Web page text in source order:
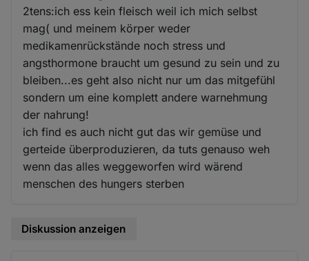
2tens:ich ess kein fleisch weil ich mich selbst
mag( und meinem körper weder
medikamenrückstände noch stress und
angsthormone braucht um gesund zu sein und zu
bleiben...es geht also nicht nur um das mitgefühl
sondern um eine komplett andere warnehmung
der nahrung!
ich find es auch nicht gut das wir gemüse und
gerteide überproduzieren, da tuts genauso weh
wenn das alles weggeworfen wird wärend
menschen des hungers sterben
Diskussion anzeigen